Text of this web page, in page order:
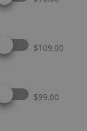
Select this option
$109.00
Select this option
$99.00